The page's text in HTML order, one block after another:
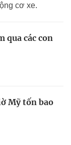
cơ xe.
qua các con
Mỹ tốn bao